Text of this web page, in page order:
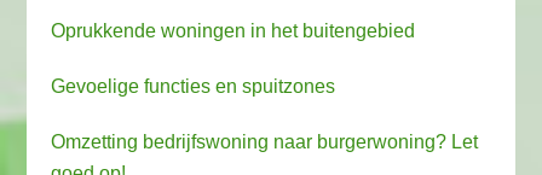
Oprukkende woningen in het buitengebied
Gevoelige functies en spuitzones
Omzetting bedrijfswoning naar burgerwoning? Let